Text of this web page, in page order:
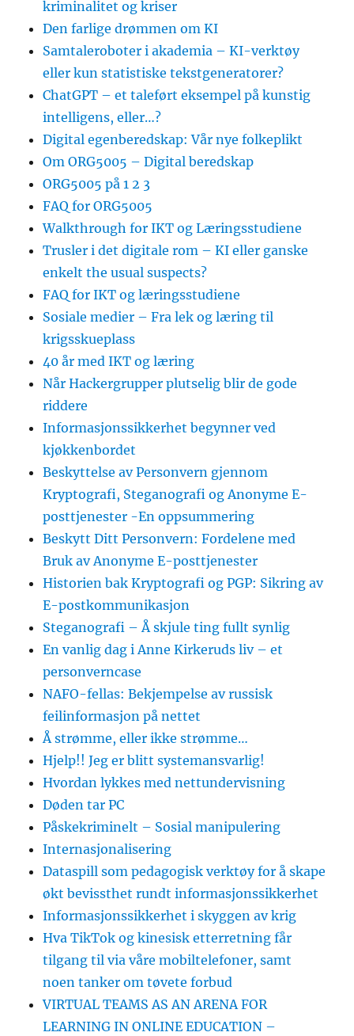
kriminalitet og kriser
Den farlige drømmen om KI
Samtaleroboter i akademia – KI-verktøy
eller kun statistiske tekstgeneratorer?
ChatGPT – et taleført eksempel på kunstig
intelligens, eller…?
Digital egenberedskap: Vår nye folkeplikt
Om ORG5005 – Digital beredskap
ORG5005 på 1 2 3
FAQ for ORG5005
Walkthrough for IKT og Læringsstudiene
Trusler i det digitale rom – KI eller ganske
enkelt the usual suspects?
FAQ for IKT og læringsstudiene
Sosiale medier – Fra lek og læring til
krigsskueplass
40 år med IKT og læring
Når Hackergrupper plutselig blir de gode
riddere
Informasjonssikkerhet begynner ved
kjøkkenbordet
Beskyttelse av Personvern gjennom
Kryptografi, Steganografi og Anonyme E-
posttjenester -En oppsummering
Beskytt Ditt Personvern: Fordelene med
Bruk av Anonyme E-posttjenester
Historien bak Kryptografi og PGP: Sikring av
E-postkommunikasjon
Steganografi – Å skjule ting fullt synlig
En vanlig dag i Anne Kirkeruds liv – et
personverncase
NAFO-fellas: Bekjempelse av russisk
feilinformasjon på nettet
Å strømme, eller ikke strømme…
Hjelp!! Jeg er blitt systemansvarlig!
Hvordan lykkes med nettundervisning
Døden tar PC
Påskekriminelt – Sosial manipulering
Internasjonalisering
Dataspill som pedagogisk verktøy for å skape
økt bevissthet rundt informasjonssikkerhet
Informasjonssikkerhet i skyggen av krig
Hva TikTok og kinesisk etterretning får
tilgang til via våre mobiltelefoner, samt
noen tanker om tøvete forbud
VIRTUAL TEAMS AS AN ARENA FOR
LEARNING IN ONLINE EDUCATION –